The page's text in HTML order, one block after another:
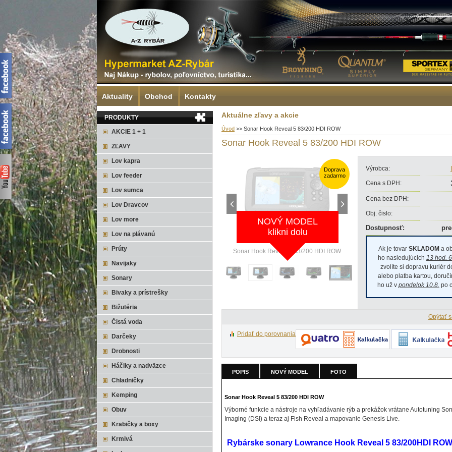
Aktuálne zľavy a akcie
Úvod >> Sonar Hook Reveal 5 83/200 HDI ROW
Sonar Hook Reveal 5 83/200 HDI ROW
Sonar Hook Reveal 5 83/200 HDI ROW Sonar Hook Reveal 5 83/200
NOVÝ MODEL
klikni dolu
Doprava
zadarmo
Výrobca:
Cena s DPH:
Cena bez DPH:
Obj. čislo:
Dostupnosť:
Ak je tovar SKLADOM a
ho nasledujúcich 13 hod.
zvolíte si dopravu kuriér
alebo platba kartou,
ho už v pondelok 10.8. po
Opýtať
Pridať do porovnania
POPIS NOVÝ MODEL FOTO
Sonar Hook Reveal 5 83/200 HDI ROW
Výborné funkcie a nástroje na vyhľadávanie rýb a prekážok vrátane Autotuning
Imaging (DSI) a teraz aj Fish Reveal a mapovanie Genesis Live.
Rybárske sonary Lowrance Hook Reveal 5 83/200HDI ROW
PRODUKTY
AKCIE 1 + 1
ZĽAVY
Lov kapra
Lov feeder
Lov sumca
Lov Dravcov
Lov more
Lov na plávanú
Prúty
Navijaky
Sonary
Bivaky a prístrešky
Bižutéria
Čistá voda
Darčeky
Drobnosti
Háčiky a nadväzce
Chladničky
Kemping
Obuv
Krabičky a boxy
Krmivá
Aktuality Obchod Kontakty